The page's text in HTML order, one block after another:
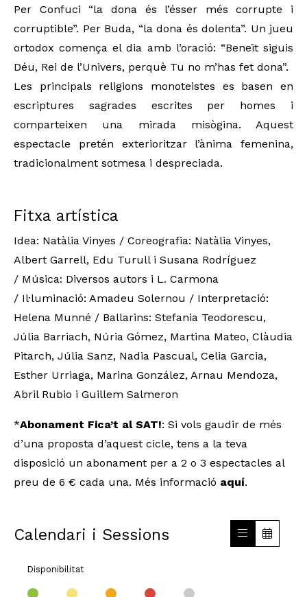
Per Confuci “la dona és l’ésser més corrupte i
corruptible”. Per Buda, “la dona és dolenta”. Un jueu
ortodox comença el dia amb l’oració: “Beneït siguis
Déu, Rei de l’Univers, perquè Tu no m’has fet dona”.
Les principals religions monoteistes es basen en
escriptures sagrades escrites per homes i
comparteixen una mirada misògina. Aquest
espectacle pretén exterioritzar l’ànima femenina,
tradicionalment sotmesa i despreciada.
Fitxa artística
Idea: Natàlia Vinyes / Coreografia: Natàlia Vinyes,
Albert Garrell, Edu Turull i Susana Rodríguez
/ Música: Diversos autors i L. Carmona
/ Il·luminació: Amadeu Solernou / Interpretació:
Helena Munné / Ballarins: Stefania Teodorescu,
Júlia Barriach, Núria Gómez, Martina Mateo, Clàudia
Pitarch, Júlia Sanz, Nadia Pascual, Celia Garcia,
Esther Urriaga, Marina González, Arnau Mendoza,
Abril Rubio i Guillem Salmeron
*Abonament Fica’t al SAT!: Si vols gaudir de més
d’una proposta d’aquest cicle, tens a la teva
disposició un abonament per a 2 o 3 espectacles al
preu de 6 € cada una. Més informació aquí.
Calendari i Sessions
Disponibilitat